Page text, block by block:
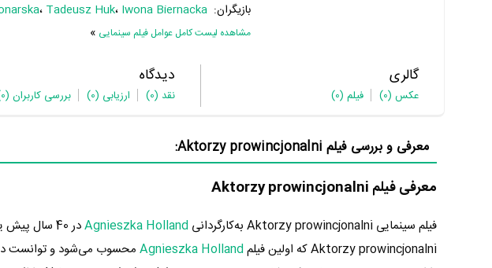
بازیگران:
، Tadeusz Huk، Iwona Biernacka
مشاهده لیست کامل عوامل فیلم سینمایی »
گالری
عکس (0) فیلم (0)
دیدگاه
نقد (0) ارزیابی (0) بررسی کاربران (0)
معرفی و بررسی فیلم Aktorzy prowincjonalni:
معرفی فیلم Aktorzy prowincjonalni
فیلم سینمایی Aktorzy prowincjonalni به‌کارگردانی Agnieszka Holland
Aktorzy prowincjonalni که اولین فیلم
Agnieszka Holland محسوب می‌شود و توانست در